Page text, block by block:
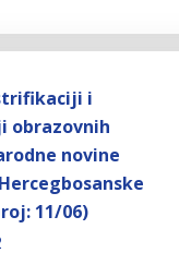
i
obrazovnih
novine
11/06)